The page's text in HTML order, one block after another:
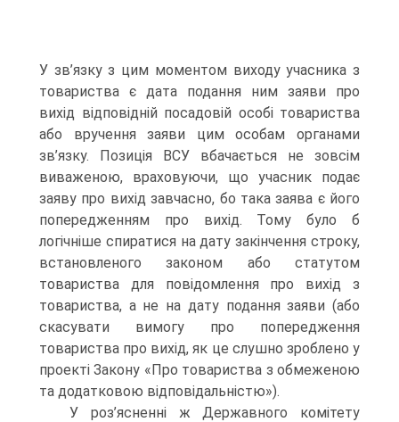
У зв’язку з цим моментом виходу учасника з
товариства є дата подання ним заяви про
вихід відповідній посадовій особі товариства
або вручення заяви цим особам органами
зв’язку. Позиція ВСУ вбачається не зовсім
виваженою, враховуючи, що учасник подає
заяву про вихід завчасно, бо така заява є його
попередженням про вихід. Тому було б
логічніше спиратися на дату закінчення строку,
встановленого законом або статутом
товариства для повідомлення про вихід з
товариства, а не на дату подання заяви (або
скасувати вимогу про попередження
товариства про вихід, як це слушно зроблено у
проекті Закону «Про товариства з обмеженою
та додатковою відповідальністю»).
У роз’ясненні ж Державного комітету